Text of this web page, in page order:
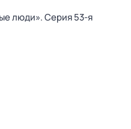
люди». Серия 53-я